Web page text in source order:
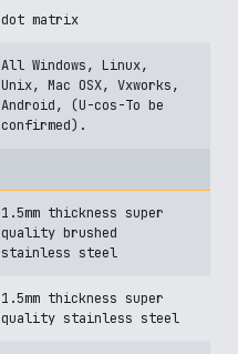
dot matrix
All Windows, Linux,
Unix, Mac OSX, Vxworks,
Android, (U-cos-To be
confirmed).
1.5mm thickness super
quality brushed
stainless steel
1.5mm thickness super
quality stainless steel